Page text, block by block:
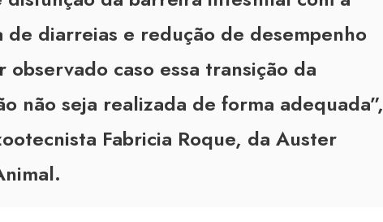
de diarreias e redução de desempenho
observado caso essa transição da
não seja realizada de forma adequada”,
Fabricia Roque, da Auster